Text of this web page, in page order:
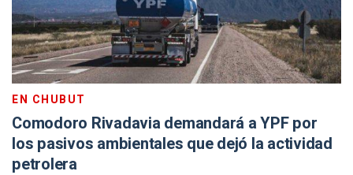
EN CHUBUT
Comodoro Rivadavia demandará a YPF por
los pasivos ambientales que dejó la actividad
petrolera